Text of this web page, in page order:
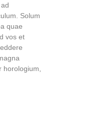
Solum
quae
vos et